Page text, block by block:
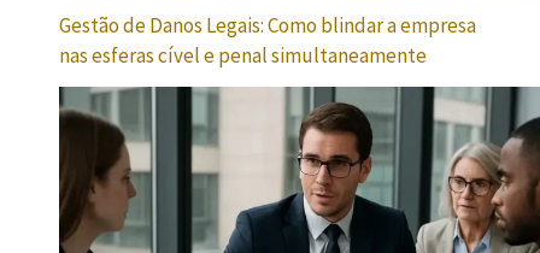
Gestão de Danos Legais: Como blindar a empresa
nas esferas cível e penal simultaneamente